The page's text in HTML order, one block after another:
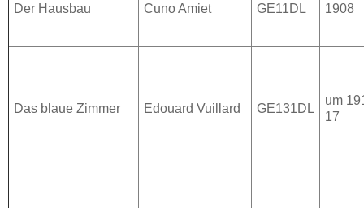
Der Hausbau Cuno Amiet GE11DL 1908
Das blaue Zimmer Edouard Vuillard GE131DL
um
17